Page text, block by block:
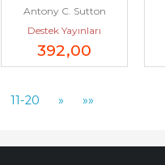
Karanlıktaki Dosyalar
Serisi 2 : Kurukafa ve...
Antony C. Sutton
Destek Yayınları
392,00
11-20 » »»